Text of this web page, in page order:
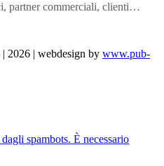
partner commerciali, clienti…
2026 | webdesign by www.pub-
spambots. È necessario